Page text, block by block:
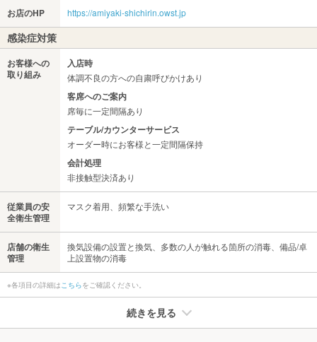
お店のHP https://amiyaki-shichirin.owst.jp
感染症対策
お客様への
取り組み
入店時
体調不良の方への自粛呼びかけあり
客席へのご案内
席毎に一定間隔あり
テーブル/カウンターサービス
オーダー時にお客様と一定間隔保持
会計処理
非接触型決済あり
従業員の安
全衛生管理
マスク着用、頻繁な手洗い
店舗の衛生
管理
換気設備の設置と換気、多数の人が触れる箇所の消毒、備品/卓
上設置物の消毒
※各項目の詳細は こちらをご確認ください。
続きを見る